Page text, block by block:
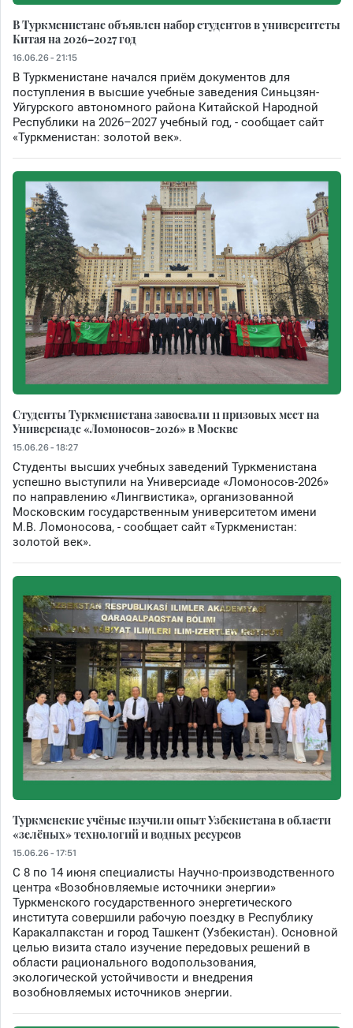
В Туркменистане объявлен набор студентов в университеты
Китая на 2026–2027 год
16.06.26 - 21:15
В Туркменистане начался приём документов для
поступления в высшие учебные заведения Синьцзян-
Уйгурского автономного района Китайской Народной
Республики на 2026–2027 учебный год, - сообщает сайт
«Туркменистан: золотой век».
Студенты Туркменистана завоевали 11 призовых мест на
Универсиаде «Ломоносов-2026» в Москве
15.06.26 - 18:27
Студенты высших учебных заведений Туркменистана
успешно выступили на Универсиаде «Ломоносов-2026»
по направлению «Лингвистика», организованной
Московским государственным университетом имени
М.В. Ломоносова, - сообщает сайт «Туркменистан:
золотой век».
Туркменские учёные изучили опыт Узбекистана в области
«зелёных» технологий и водных ресурсов
15.06.26 - 17:51
С 8 по 14 июня специалисты Научно-производственного
центра «Возобновляемые источники энергии»
Туркменского государственного энергетического
института совершили рабочую поездку в Республику
Каракалпакстан и город Ташкент (Узбекистан). Основной
целью визита стало изучение передовых решений в
области рационального водопользования,
экологической устойчивости и внедрения
возобновляемых источников энергии.